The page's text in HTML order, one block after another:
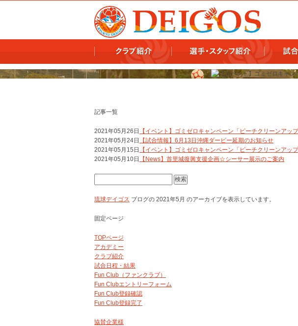
記事一覧
2021年05月26日
【イベント】ゴミゼロキャンペーン「ビーチクリーンアッ
2021年05月24日
【試合情報】6月13日沖縄ダービー延期のお知らせ
2021年05月15日
【イベント】ゴミゼロキャンペーン「ビーチクリーンアップ
2021年05月10日
【News】首里城復興支援企画☆シーサー展示のご案内
索:
琉球デイゴス ブログの 2021年5月 のアーカイブを表示しています。
固定ページ
TOPページ
アカデミー
クラブ紹介
試合日程・結果
Fun Club（ファンクラブ）
Fun Clubエントリーフォーム
Fun Club登録確認
Fun Club登録完了
協賛企業様